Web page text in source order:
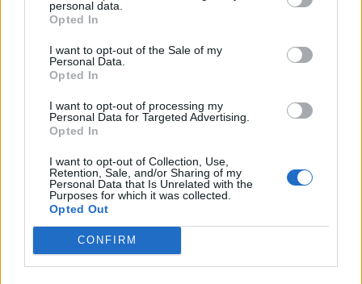
personal data.
Opted In
I want to opt-out of the Sale of my
Personal Data.
Opted In
I want to opt-out of processing my
Personal Data for Targeted Advertising.
Opted In
I want to opt-out of Collection, Use,
Retention, Sale, and/or Sharing of my
Personal Data that Is Unrelated with the
Purposes for which it was collected.
Opted Out
CONFIRM
Prečítajte si aj
Dôverujte si, rozprávajte sa a užívajte si: 6 tipov, ako mať z intímneho
zblíženia intenzívnejší pôžitok
Máte vysokú spotrebu vody a málo úspor na blížiace sa ročné